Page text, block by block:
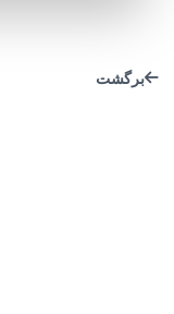
برگشت